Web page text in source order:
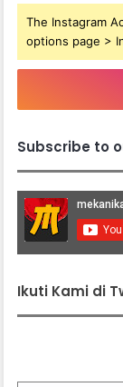
The Instagram
options page >
Subscribe to
Ikuti Kami di